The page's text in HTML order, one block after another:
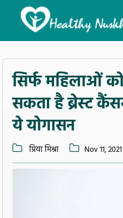
सिर्फ महिलाओं
सकता है ब्रेस्ट
ये योगासन
प्रिया मिश्रा Nov 11, 2021